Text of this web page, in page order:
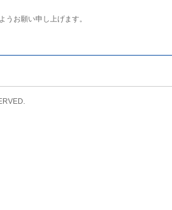
うお願い申し上げます。